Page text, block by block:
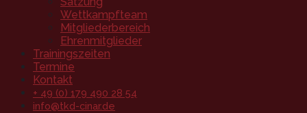
Wettkampfteam
Mitgliederbereich
Ehrenmitglieder
Trainingszeiten
Termine
Kontakt
+ 49 (0) 179 490 28 54
info@tkd-cinar.de